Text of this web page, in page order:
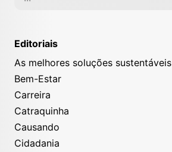
Editoriais
As melhores soluções sustentáveis
Bem-Estar
Carreira
Catraquinha
Causando
Cidadania